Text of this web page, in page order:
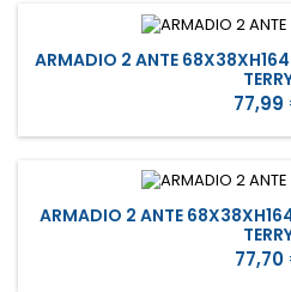
ARMADIO 2 ANTE
Prezzo
77,99
ARMADIO 2 ANTE
77,70